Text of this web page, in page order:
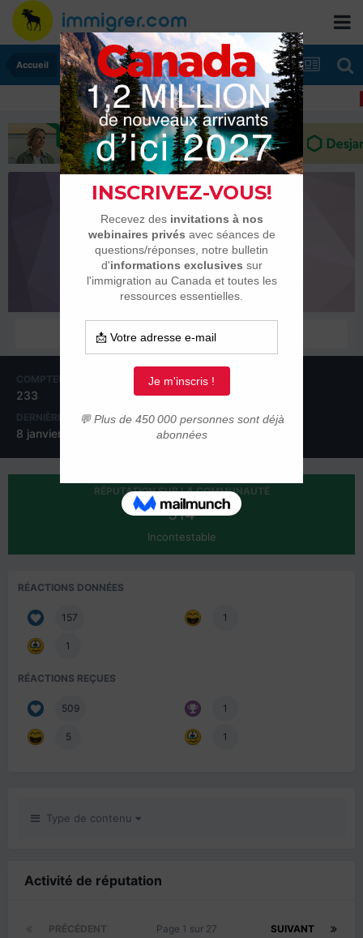
Accueil
PatouYaya
Habitués
COMPTEUR DE CONTENUS
233
INSCRIPTION
9 mars 2016
DERNIÈRE VISITE
8 janvier 2018
JOURS GAGNÉS
1
RÉPUTATION SUR LA COMMUNAUTÉ
514
Incontestable
RÉACTIONS DONNÉES
157 1
1
RÉACTIONS REÇUES
509 1
5 1
Type de contenu
Activité de réputation
PRÉCÉDENT SUIVANT
Page 1 sur 27